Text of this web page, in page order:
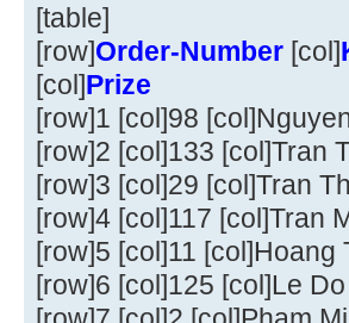
[table]
[row]Order-Number [col]
[col]Prize
[row]1 [col]98
[row]2 [col]133 [col]Tran
[row]3 [col]29 [col]Tran
[row]4 [col]117 [col]Tran
[row]5 [col]11
[row]6 [col]125 [col]Le